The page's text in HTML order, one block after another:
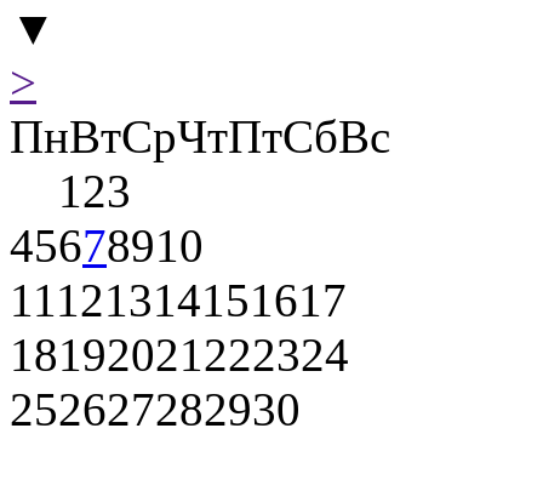
▼
>
ПнВтСрЧтПтСбВс
123
45678910
11121314151617
18192021222324
252627282930